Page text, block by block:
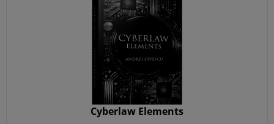
Cyberlaw Elements